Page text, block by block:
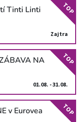
Tinti Linti
Zajtra
TOP
NA
01.08. - 31.08.
TOP
v Eurovea TOP